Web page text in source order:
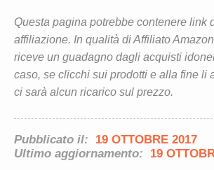
Questa pagina potrebbe contenere link
affiliazione. In qualità di Affiliato
riceve un guadagno dagli acquisti
caso, se clicchi sui prodotti e alla fine li
ci sarà alcun ricarico sul prezzo.
Pubblicato il:
19 OTTOBRE 2017
Ultimo aggiornamento:
19